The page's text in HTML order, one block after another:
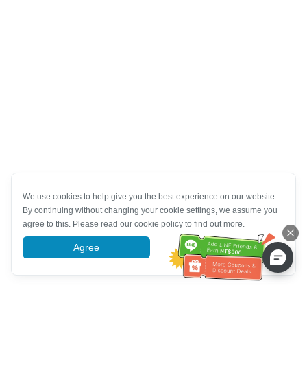
We use cookies to help give you the best experience on our website.
By continuing without changing your cookie settings, we assume you
agree to this. Please read our cookie policy to find out more.
Agree More information